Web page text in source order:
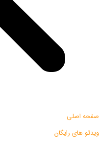
صفحه اصلی
ویدئو های رایگان